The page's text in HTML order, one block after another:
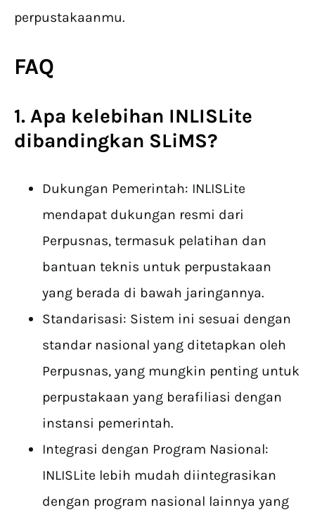
perpustakaanmu.
FAQ
1. Apa kelebihan INLISLite
dibandingkan SLiMS?
Dukungan Pemerintah: INLISLite
mendapat dukungan resmi dari
Perpusnas, termasuk pelatihan dan
bantuan teknis untuk perpustakaan
yang berada di bawah jaringannya.
Standarisasi: Sistem ini sesuai dengan
standar nasional yang ditetapkan oleh
Perpusnas, yang mungkin penting untuk
perpustakaan yang berafiliasi dengan
instansi pemerintah.
Integrasi dengan Program Nasional:
INLISLite lebih mudah diintegrasikan
dengan program nasional lainnya yang